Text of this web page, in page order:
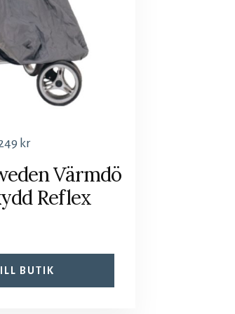
kr
Värmdö
Reflex
BUTIK